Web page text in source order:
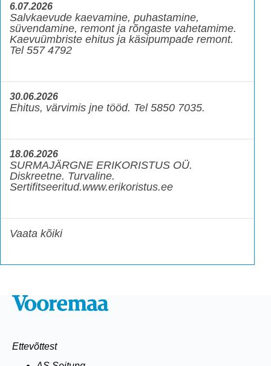
6.07.2026
Salvkaevude kaevamine, puhastamine,
süvendamine, remont ja rõngaste vahetamime.
Kaevuümbriste ehitus ja käsipumpade remont.
Tel 557 4792
30.06.2026
Ehitus, värvimis jne tööd. Tel 5850 7035.
18.06.2026
SURMAJÄRGNE ERIKORISTUS OÜ.
Diskreetne. Turvaline.
Sertifitseeritud.www.erikoristus.ee
Vaata kõiki
Ettevõttest